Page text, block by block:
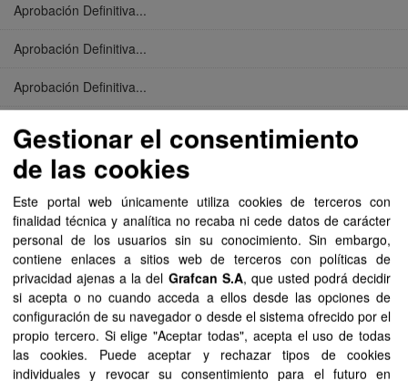
Aprobación Definitiva...
Aprobación Definitiva...
Aprobación Definitiva...
Aprobación Definitiva...
Aprobación Definitiva...
Aprobación Definitiva...
Aprobación Definitiva...
Aprobación Definitiva...
Aprobación Definitiva...
Aprobación Definitiva...
Gestionar el consentimiento
de las cookies
Este portal web únicamente utiliza cookies de terceros con
finalidad técnica y analítica no recaba ni cede datos de carácter
personal de los usuarios sin su conocimiento. Sin embargo,
contiene enlaces a sitios web de terceros con políticas de
privacidad ajenas a la del Grafcan S.A, que usted podrá decidir
si acepta o no cuando acceda a ellos desde las opciones de
configuración de su navegador o desde el sistema ofrecido por el
propio tercero. Si elige "Aceptar todas", acepta el uso de todas
las cookies. Puede aceptar y rechazar tipos de cookies
individuales y revocar su consentimiento para el futuro en